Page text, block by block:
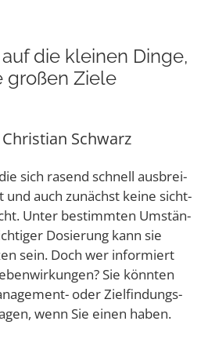
die klei­nen Din­ge,
gro­ßen Zie­le
Schwarz
sich rasend schnell aus­brei­
und auch zunächst kei­ne sicht­
Unter bestimm­ten Umstän­
Dosie­rung kann sie
sein. Doch wer infor­miert
Sie könn­ten
oder Ziel­fin­dungs­
wenn Sie einen haben.